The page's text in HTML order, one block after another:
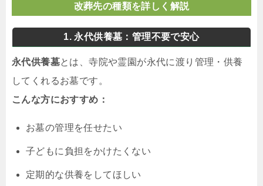
改葬先の種類を詳しく解説
1. 永代供養墓：管理不要で安心
永代供養墓とは、寺院や霊園が永代に渡り管理・供養
してくれるお墓です。
こんな方におすすめ：
お墓の管理を任せたい
子どもに負担をかけたくない
定期的な供養をしてほしい